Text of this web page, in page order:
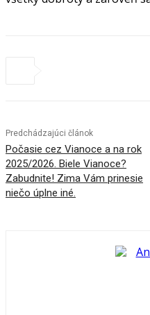
Predchádzajúci článok
Počasie cez Vianoce a na rok
2025/2026. Biele Vianoce?
Zabudnite! Zima Vám prinesie
niečo úplne iné.